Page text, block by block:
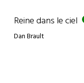
Reine dans le ciel
Dan Brault